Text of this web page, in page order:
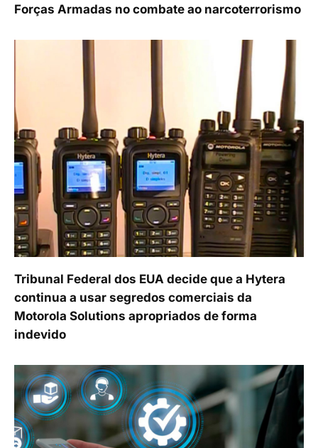
Forças Armadas no combate ao narcoterrorismo
Tribunal Federal dos EUA decide que a Hytera
continua a usar segredos comerciais da
Motorola Solutions apropriados de forma
indevido